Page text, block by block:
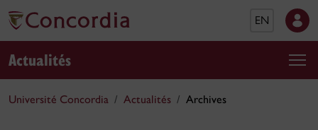
EN
Actualités
Université Concordia Actualités Archives